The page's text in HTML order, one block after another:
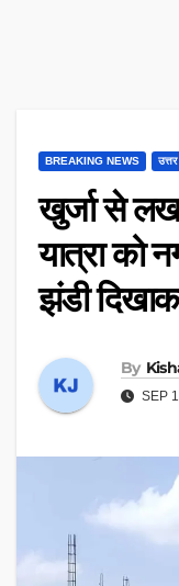
BREAKING NEWS
खुर्जा से
यात्रा को
झंडी
By
SEP